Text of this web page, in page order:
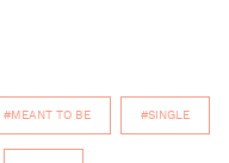
#MEANT TO BE #SINGLE